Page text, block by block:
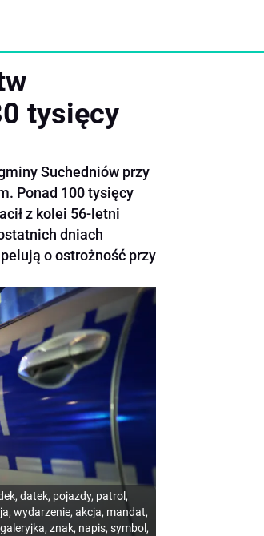
tysięcy
Suchedniów przy
Ponad 100 tysięcy
z kolei 56-letni
dniach
o ostrożność przy
datek, pojazdy, patrol,
wydarzenie, akcja, mandat,
znak, napis, symbol,